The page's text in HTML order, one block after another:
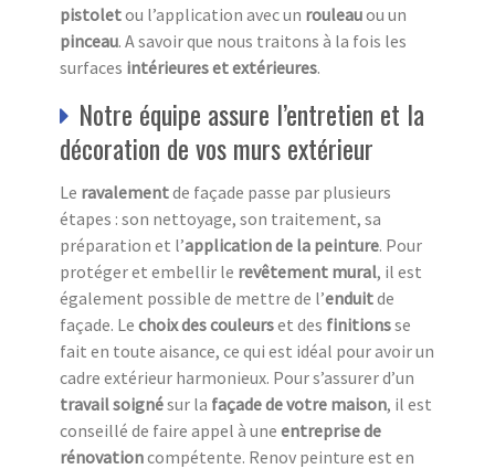
pistoletou l’application avec un rouleauou un
pinceau. A savoir que nous traitons à la fois les
surfaces intérieures et extérieures.
Notre équipe assure l’entretien et la
décoration de vos murs extérieur
Le ravalementde façade passe par plusieurs
étapes : son nettoyage, son traitement, sa
préparation et l’application de la peinture. Pour
protéger et embellir le revêtement mural, il est
également possible de mettre de l’enduitde
façade. Le choix des couleurset des finitionsse
fait en toute aisance, ce qui est idéal pour avoir un
cadre extérieur harmonieux. Pour s’assurer d’un
travail soignésur la façade de votre maison, il est
conseillé de faire appel à une entreprise de
rénovationcompétente. Renov peinture est en